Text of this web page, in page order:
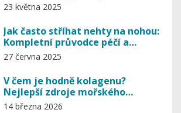
23 května 2025
Jak často stříhat nehty na nohou:
Kompletní průvodce péčí a
prevencí
27 června 2025
V čem je hodně kolagenu?
Nejlepší zdroje mořského
kolagenu pro kůži, klouby a vlasy
14 března 2026